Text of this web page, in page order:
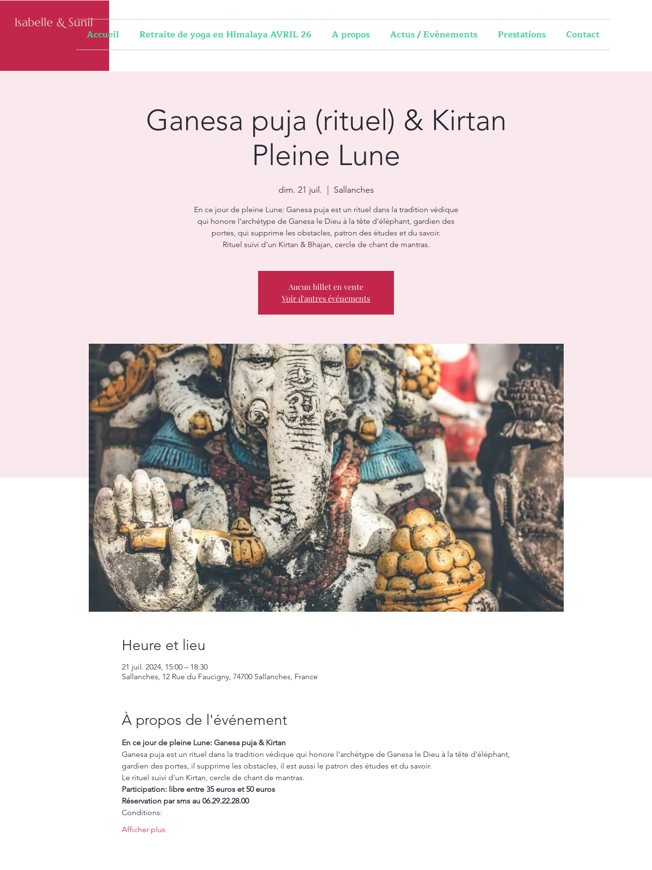
Isabelle & Sunil
Accueil
Retraite de yoga en Himalaya AVRIL 26 A propos Actus / Evènements Prestations Contact
Ganesa puja (rituel) & Kirtan
Pleine Lune
dim. 21 juil. Sallanches
En ce jour de pleine Lune: Ganesa puja est un rituel dans la tradition védique
qui honore l'archétype de Ganesa le Dieu à la tête d'éléphant, gardien des
portes, qui supprime les obstacles, patron des études et du savoir.
Rituel suivi d'un Kirtan & Bhajan, cercle de chant de mantras.
Aucun billet en vente
Voir d'autres événements
Heure et lieu
21 juil. 2024, 15:00 – 18:30
Sallanches, 12 Rue du Faucigny, 74700 Sallanches, France
À propos de l'événement
En ce jour de pleine Lune: Ganesa puja & Kirtan
Ganesa puja est un rituel dans la tradition védique qui honore l'archétype de Ganesa le Dieu à la tête d'éléphant,
gardien des portes, il supprime les obstacles, il est aussi le patron des études et du savoir.
Le rituel suivi d'un Kirtan, cercle de chant de mantras.
Participation: libre entre 35 euros et 50 euros
Réservation par sms au 06.29.22.28.00
Conditions:
Afficher plus